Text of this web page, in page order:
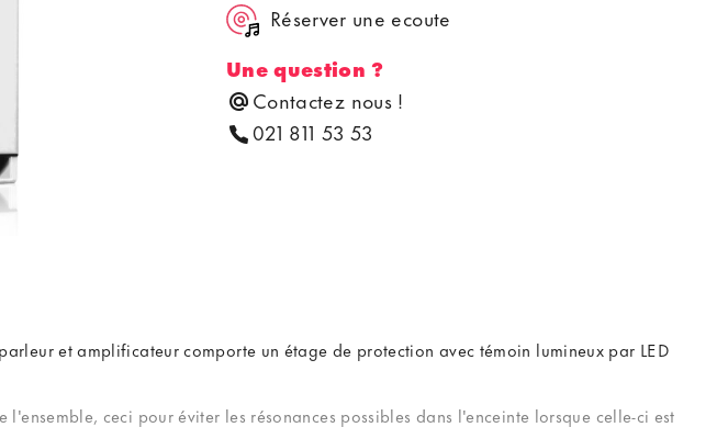
Réserver une ecoute
Une question ?
Contactez nous !
021 811 53 53
et amplificateur comporte un étage de protection avec témoin lumineux par LED
ceci pour éviter les résonances possibles dans l'enceinte lorsque celle-ci est